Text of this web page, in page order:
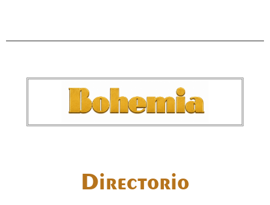
Directorio